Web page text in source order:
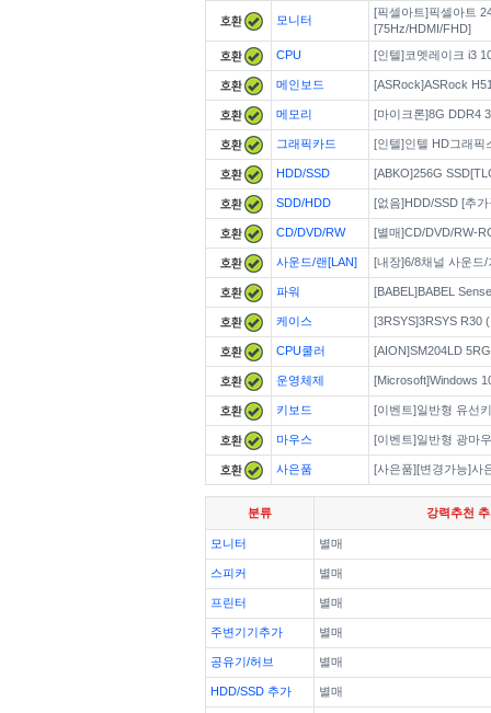
모니터
[픽셀아트]픽셀아트
[75Hz/HDMI/FHD]
CPU
[인텔]코멧레이크 i3
메인보드 [ASRock]ASRock
메모리 [마이크론]8G DDR4
그래픽카드 [인텔]인텔 HD그래픽
HDD/SSD [ABKO]256G
SDD/HDD [없음]HDD/SSD [추
CD/DVD/RW [별매]CD/DVD/RW-
사운드/랜[LAN] [내장]6/8채널 사운드
파워 [BABEL]BABEL
케이스 [3RSYS]3RSYS R30
CPU쿨러 [AION]SM204LD
운영체제 [Microsoft]Windows
키보드 [이벤트]일반형 유선
마우스 [이벤트]일반형 광마
사은품 [사은품][변경가능]사
분류 강력추천
모니터 별매
스피커 별매
프린터 별매
주변기기추가 별매
공유기/허브 별매
HDD/SSD 추가 별매